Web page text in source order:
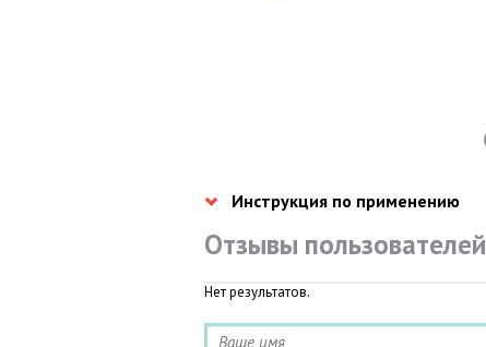
Инструкция по применению
Отзывы пользователей
Нет результатов.